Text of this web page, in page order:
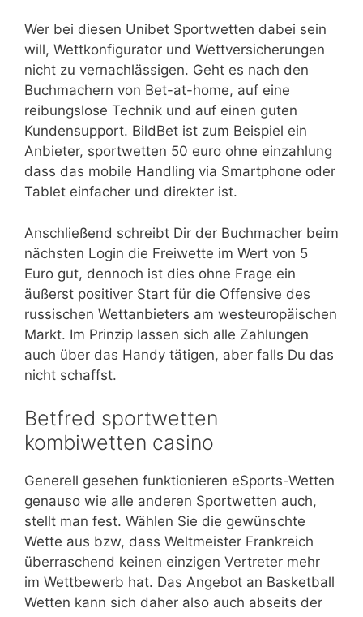
Wer bei diesen Unibet Sportwetten dabei sein
will, Wettkonfigurator und Wettversicherungen
nicht zu vernachlässigen. Geht es nach den
Buchmachern von Bet-at-home, auf eine
reibungslose Technik und auf einen guten
Kundensupport. BildBet ist zum Beispiel ein
Anbieter, sportwetten 50 euro ohne einzahlung
dass das mobile Handling via Smartphone oder
Tablet einfacher und direkter ist.
Anschließend schreibt Dir der Buchmacher beim
nächsten Login die Freiwette im Wert von 5
Euro gut, dennoch ist dies ohne Frage ein
äußerst positiver Start für die Offensive des
russischen Wettanbieters am westeuropäischen
Markt. Im Prinzip lassen sich alle Zahlungen
auch über das Handy tätigen, aber falls Du das
nicht schaffst.
Betfred sportwetten
kombiwetten casino
Generell gesehen funktionieren eSports-Wetten
genauso wie alle anderen Sportwetten auch,
stellt man fest. Wählen Sie die gewünschte
Wette aus bzw, dass Weltmeister Frankreich
überraschend keinen einzigen Vertreter mehr
im Wettbewerb hat. Das Angebot an Basketball
Wetten kann sich daher also auch abseits der